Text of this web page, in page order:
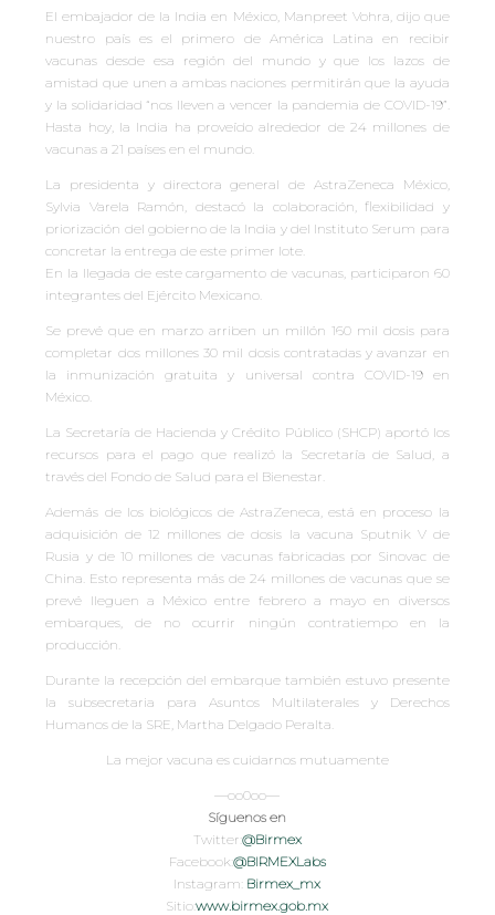
El embajador de la India en México, Manpreet Vohra, dijo que
nuestro país es el primero de América Latina en recibir
vacunas desde esa región del mundo y que los lazos de
amistad que unen a ambas naciones permitirán que la ayuda
y la solidaridad “nos lleven a vencer la pandemia de COVID-19”.
Hasta hoy, la India ha proveído alrededor de 24 millones de
vacunas a 21 países en el mundo.
La presidenta y directora general de AstraZeneca México,
Sylvia Varela Ramón, destacó la colaboración, flexibilidad y
priorización del gobierno de la India y del Instituto Serum para
concretar la entrega de este primer lote.
En la llegada de este cargamento de vacunas, participaron 60
integrantes del Ejército Mexicano.
Se prevé que en marzo arriben un millón 160 mil dosis para
completar dos millones 30 mil dosis contratadas y avanzar en
la inmunización gratuita y universal contra COVID-19 en
México.
La Secretaría de Hacienda y Crédito Público (SHCP) aportó los
recursos para el pago que realizó la Secretaría de Salud, a
través del Fondo de Salud para el Bienestar.
Además de los biológicos de AstraZeneca, está en proceso la
adquisición de 12 millones de dosis la vacuna Sputnik V de
Rusia y de 10 millones de vacunas fabricadas por Sinovac de
China. Esto representa más de 24 millones de vacunas que se
prevé lleguen a México entre febrero a mayo en diversos
embarques, de no ocurrir ningún contratiempo en la
producción.
Durante la recepción del embarque también estuvo presente
la subsecretaria para Asuntos Multilaterales y Derechos
Humanos de la SRE, Martha Delgado Peralta.
La mejor vacuna es cuidarnos mutuamente
—oo0oo—
Síguenos en
Twitter:@Birmex
Facebook:@BIRMEXLabs
Instagram: Birmex_mx
Sitio:www.birmex.gob.mx